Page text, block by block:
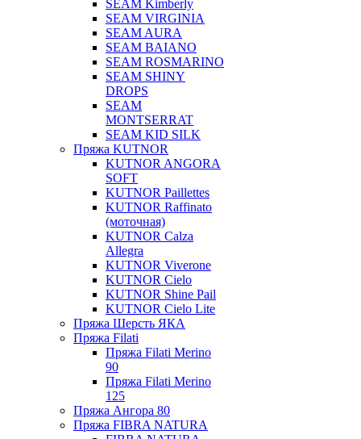
SEAM Kimberly
SEAM VIRGINIA
SEAM AURA
SEAM BAIANO
SEAM ROSMARINO
SEAM SHINY
DROPS
SEAM
MONTSERRAT
SEAM KID SILK
Пряжа KUTNOR
KUTNOR ANGORA
SOFT
KUTNOR Paillettes
KUTNOR Raffinato
(моточная)
KUTNOR Calza
Allegra
KUTNOR Viverone
KUTNOR Cielo
KUTNOR Shine Pail
KUTNOR Cielo Lite
Пряжа Шерсть ЯКА
Пряжа Filati
Пряжа Filati Merino
90
Пряжа Filati Merino
125
Пряжа Ангора 80
Пряжа FIBRA NATURA